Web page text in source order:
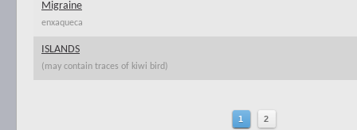
Migraine
enxaqueca
ISLANDS
(may contain traces of kiwi bird)
1 2